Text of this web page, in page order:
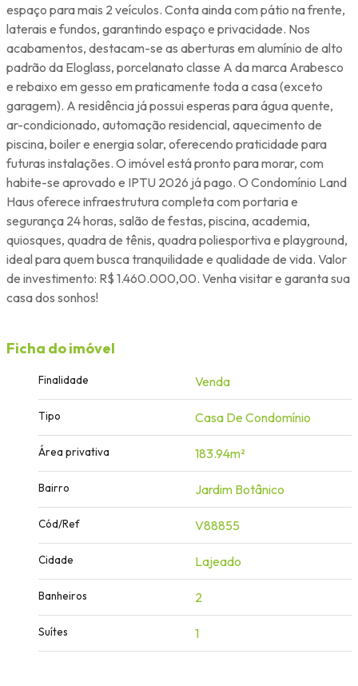
espaço para mais 2 veículos. Conta ainda com pátio na frente,
laterais e fundos, garantindo espaço e privacidade. Nos
acabamentos, destacam-se as aberturas em alumínio de alto
padrão da Eloglass, porcelanato classe A da marca Arabesco
e rebaixo em gesso em praticamente toda a casa (exceto
garagem). A residência já possui esperas para água quente,
ar-condicionado, automação residencial, aquecimento de
piscina, boiler e energia solar, oferecendo praticidade para
futuras instalações. O imóvel está pronto para morar, com
habite-se aprovado e IPTU 2026 já pago. O Condomínio Land
Haus oferece infraestrutura completa com portaria e
segurança 24 horas, salão de festas, piscina, academia,
quiosques, quadra de tênis, quadra poliesportiva e playground,
ideal para quem busca tranquilidade e qualidade de vida. Valor
de investimento: R$ 1.460.000,00. Venha visitar e garanta sua
casa dos sonhos!
Ficha do imóvel
Finalidade Venda
Tipo Casa De Condomínio
Área privativa 183.94m²
Bairro Jardim Botânico
Cód/Ref V88855
Cidade Lajeado
Banheiros 2
Suítes 1